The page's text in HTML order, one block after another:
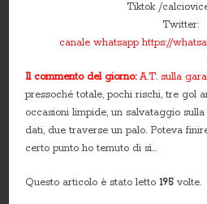
Tiktok /
Twitter:
canale whatsapphttps://
Il commento del giorno:A.T. sulla
pressoché totale, pochi rischi, tre gol
occasioni limpide, un salvataggio
dati, due traverse un palo. Poteva
certo punto ho temuto di sì…
Questo articolo è stato letto195 volte.